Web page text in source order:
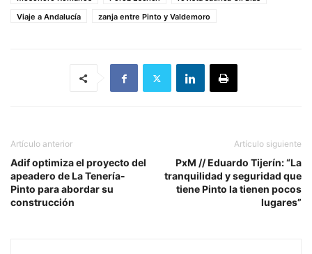
Viaje a Andalucía
zanja entre Pinto y Valdemoro
Artículo anterior
Adif optimiza el proyecto del
apeadero de La Tenería-
Pinto para abordar su
construcción
Artículo siguiente
PxM // Eduardo Tijerín: “La
tranquilidad y seguridad que
tiene Pinto la tienen pocos
lugares”